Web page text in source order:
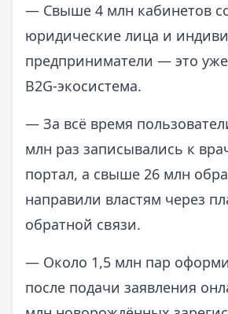
— Свыше 4 млн кабинетов
юридические лица и
предприниматели — это
B2G‑экосистема.
— За всё время
млн раз записывались к
портал, а свыше 26 млн
направили властям через
обратной связи.
— Около 1,5 млн пар
после подачи заявления